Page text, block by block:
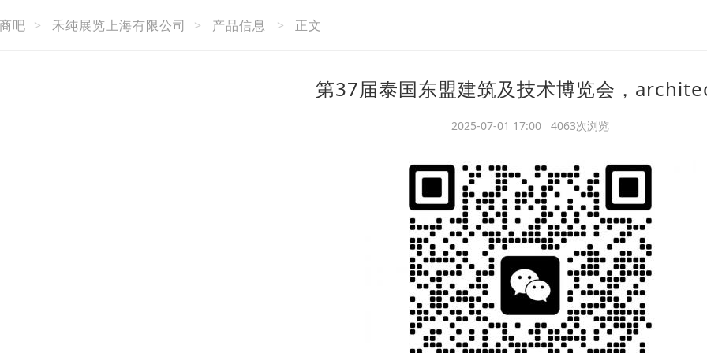
吧 > 禾纯展览上海有限公司 > 产品信息 > 正文
第37届泰国东盟建筑及技术博览会，
2025-07-01 17:00 4063次浏览